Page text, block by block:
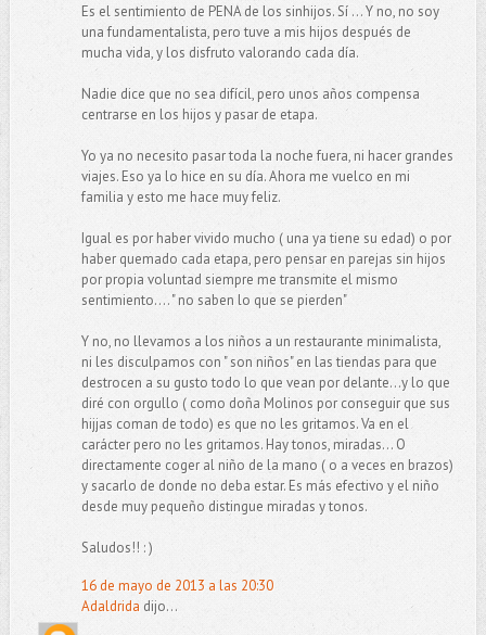
Es el sentimiento de PENA de los sinhijos. Sí ... Y no, no soy
una fundamentalista, pero tuve a mis hijos después de
mucha vida, y los disfruto valorando cada día.
Nadie dice que no sea difícil, pero unos años compensa
centrarse en los hijos y pasar de etapa.
Yo ya no necesito pasar toda la noche fuera, ni hacer grandes
viajes. Eso ya lo hice en su día. Ahora me vuelco en mi
familia y esto me hace muy feliz.
Igual es por haber vivido mucho ( una ya tiene su edad) o por
haber quemado cada etapa, pero pensar en parejas sin hijos
por propia voluntad siempre me transmite el mismo
sentimiento.... " no saben lo que se pierden"
Y no, no llevamos a los niños a un restaurante minimalista,
ni les disculpamos con " son niños" en las tiendas para que
destrocen a su gusto todo lo que vean por delante...y lo que
diré con orgullo ( como doña Molinos por conseguir que sus
hijjas coman de todo) es que no les gritamos. Va en el
carácter pero no les gritamos. Hay tonos, miradas... O
directamente coger al niño de la mano ( o a veces en brazos)
y sacarlo de donde no deba estar. Es más efectivo y el niño
desde muy pequeño distingue miradas y tonos.
Saludos!! : )
16 de mayo de 2013 a las 20:30
Adaldrida dijo...